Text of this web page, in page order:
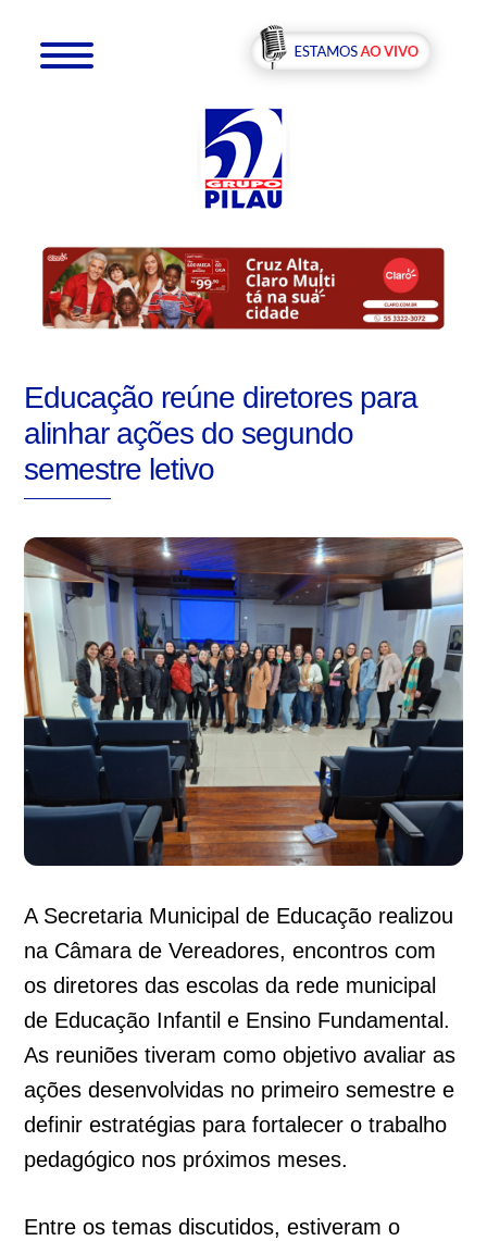
Educação reúne diretores para
alinhar ações do segundo
semestre letivo
A Secretaria Municipal de Educação realizou
na Câmara de Vereadores, encontros com
os diretores das escolas da rede municipal
de Educação Infantil e Ensino Fundamental.
As reuniões tiveram como objetivo avaliar as
ações desenvolvidas no primeiro semestre e
definir estratégias para fortalecer o trabalho
pedagógico nos próximos meses.
Entre os temas discutidos, estiveram o